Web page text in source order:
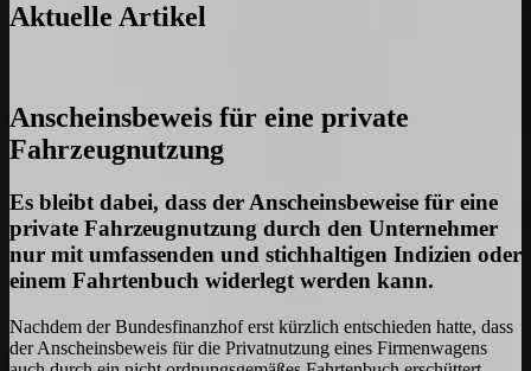
Aktuelle Artikel
Anscheinsbeweis für eine private
Fahrzeugnutzung
Es bleibt dabei, dass der Anscheinsbeweise für eine
private Fahrzeugnutzung durch den Unternehmer
nur mit umfassenden und stichhaltigen Indizien oder
einem Fahrtenbuch widerlegt werden kann.
Nachdem der Bundesfinanzhof erst kürzlich entschieden hatte, dass
der Anscheinsbeweis für die Privatnutzung eines Firmenwagens